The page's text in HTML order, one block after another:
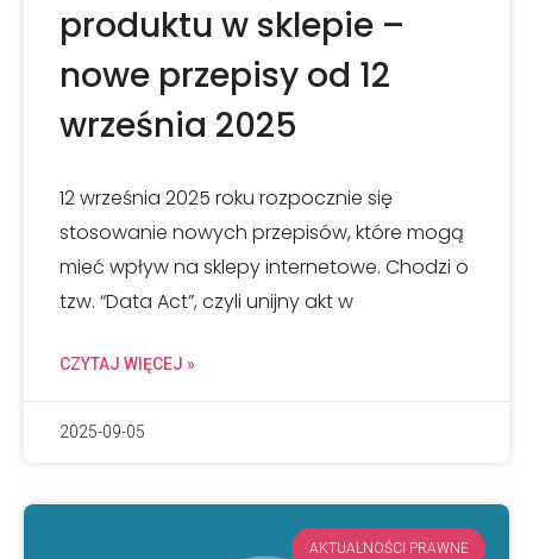
produktu w sklepie –
nowe przepisy od 12
września 2025
12 września 2025 roku rozpocznie się
stosowanie nowych przepisów, które mogą
mieć wpływ na sklepy internetowe. Chodzi o
tzw. “Data Act”, czyli unijny akt w
CZYTAJ WIĘCEJ »
2025-09-05
AKTUALNOŚCI PRAWNE